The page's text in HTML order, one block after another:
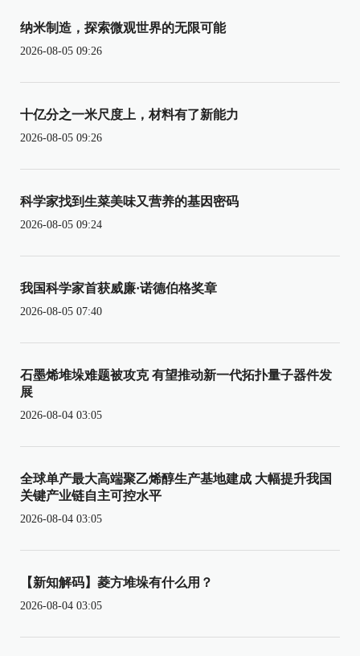
纳米制造，探索微观世界的无限可能
2026-08-05 09:26
十亿分之一米尺度上，材料有了新能力
2026-08-05 09:26
科学家找到生菜美味又营养的基因密码
2026-08-05 09:24
我国科学家首获威廉·诺德伯格奖章
2026-08-05 07:40
石墨烯堆垛难题被攻克 有望推动新一代拓扑量子器件发
展
2026-08-04 03:05
全球单产最大高端聚乙烯醇生产基地建成 大幅提升我国
关键产业链自主可控水平
2026-08-04 03:05
【新知解码】菱方堆垛有什么用？
2026-08-04 03:05